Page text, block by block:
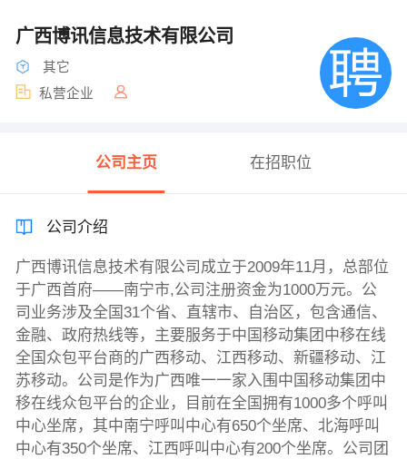
广西博讯信息技术有限公司
其它
私营企业
公司主页 在招职位
公司介绍
广西博讯信息技术有限公司成立于2009年11月，总部位
于广西首府——南宁市,公司注册资金为1000万元。公
司业务涉及全国31个省、直辖市、自治区，包含通信、
金融、政府热线等，主要服务于中国移动集团中移在线
全国众包平台商的广西移动、江西移动、新疆移动、江
苏移动。公司是作为广西唯一一家入围中国移动集团中
移在线众包平台的企业，目前在全国拥有1000多个呼叫
中心坐席，其中南宁呼叫中心有650个坐席、北海呼叫
中心有350个坐席、江西呼叫中心有200个坐席。公司团